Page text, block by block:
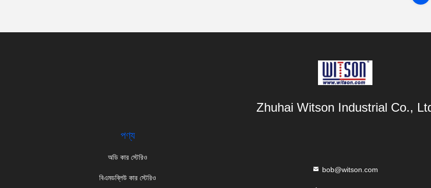
Zhuhai Witson Industrial Co.,
পণ্য
অডি কার স্টেরিও
বিএমডব্লিউ কার স্টেরিও
bob@witson.com